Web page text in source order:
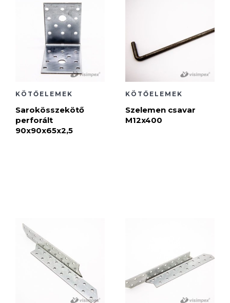
KÖTŐELEMEK
Sarokösszekötő
perforált
90x90x65x2,5
KÖTŐELEMEK
Szelemen csavar
M12x400